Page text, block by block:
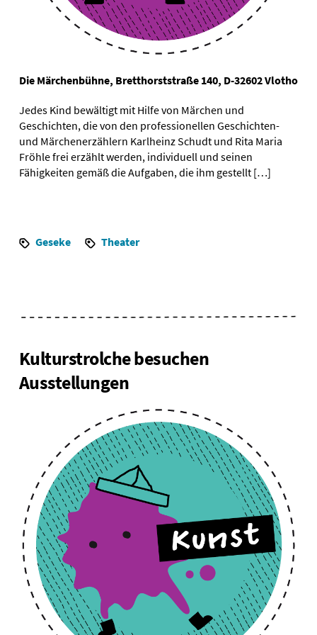
Die Märchenbühne, Bretthorststraße 140, D-32602 Vlotho
Jedes Kind bewältigt mit Hilfe von Märchen und
Geschichten, die von den professionellen Geschichten-
und Märchenerzählern Karlheinz Schudt und Rita Maria
Fröhle frei erzählt werden, individuell und seinen
Fähigkeiten gemäß die Aufgaben, die ihm gestellt […]
Geseke Theater
Kulturstrolche besuchen
Ausstellungen